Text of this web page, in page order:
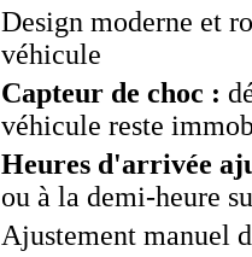
Design moderne et
véhicule
Capteur de choc :
véhicule reste
Heures d'arrivée
ou à la demi-heure
Ajustement manuel